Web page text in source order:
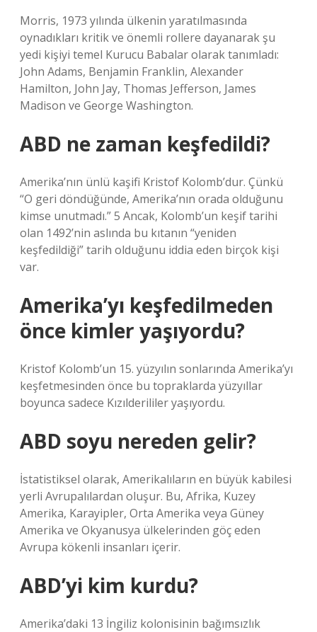
Morris, 1973 yılında ülkenin yaratılmasında
oynadıkları kritik ve önemli rollere dayanarak şu
yedi kişiyi temel Kurucu Babalar olarak tanımladı:
John Adams, Benjamin Franklin, Alexander
Hamilton, John Jay, Thomas Jefferson, James
Madison ve George Washington.
ABD ne zaman keşfedildi?
Amerika’nın ünlü kaşifi Kristof Kolomb’dur. Çünkü
“O geri döndüğünde, Amerika’nın orada olduğunu
kimse unutmadı.” 5 Ancak, Kolomb’un keşif tarihi
olan 1492’nin aslında bu kıtanın “yeniden
keşfedildiği” tarih olduğunu iddia eden birçok kişi
var.
Amerika’yı keşfedilmeden
önce kimler yaşıyordu?
Kristof Kolomb’un 15. yüzyılın sonlarında Amerika’yı
keşfetmesinden önce bu topraklarda yüzyıllar
boyunca sadece Kızılderililer yaşıyordu.
ABD soyu nereden gelir?
İstatistiksel olarak, Amerikalıların en büyük kabilesi
yerli Avrupalılardan oluşur. Bu, Afrika, Kuzey
Amerika, Karayipler, Orta Amerika veya Güney
Amerika ve Okyanusya ülkelerinden göç eden
Avrupa kökenli insanları içerir.
ABD’yi kim kurdu?
Amerika’daki 13 İngiliz kolonisinin bağımsızlık